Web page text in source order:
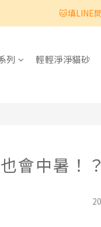
🐱填LINE
列 輕輕淨淨貓砂
會中暑！